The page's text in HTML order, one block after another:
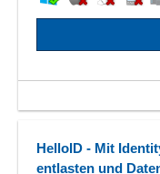
HelloID - Mit
entlasten und